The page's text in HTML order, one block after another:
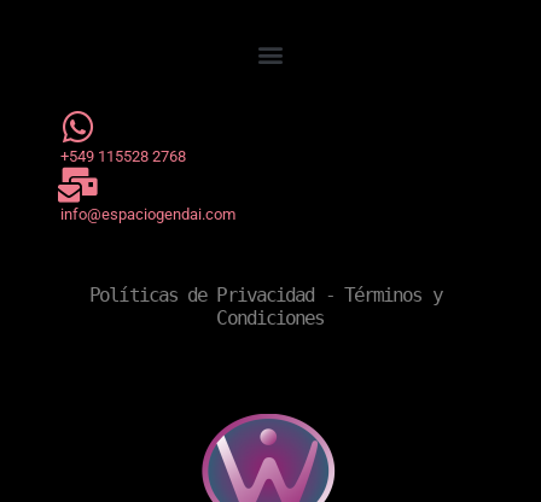
+549 115528 2768
info@espaciogendai.com
Políticas de Privacidad - Términos y
Condiciones